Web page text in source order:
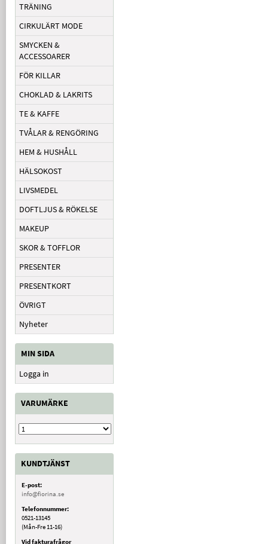
TRÄNING
CIRKULÄRT MODE
SMYCKEN &
ACCESSOARER
FÖR KILLAR
CHOKLAD & LAKRITS
TE & KAFFE
TVÅLAR & RENGÖRING
HEM & HUSHÅLL
HÄLSOKOST
LIVSMEDEL
DOFTLJUS & RÖKELSE
MAKEUP
SKOR & TOFFLOR
PRESENTER
PRESENTKORT
ÖVRIGT
Nyheter
MIN SIDA
Logga in
VARUMÄRKE
KUNDTJÄNST
E-post:
info@fiorina.se
Telefonnummer:
0521-13145
(Mån-Fre 11-16)
Vid fakturafrågor